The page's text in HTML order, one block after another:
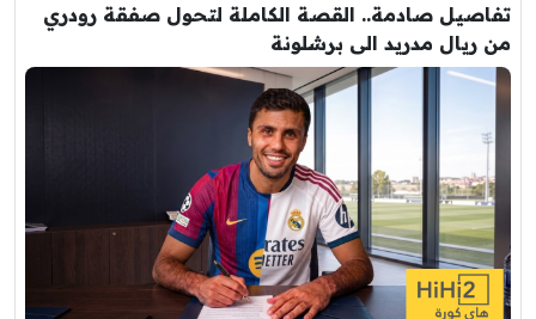
تفاصيل صادمة.. القصة الكاملة لتحول صفقة رودري
من ريال مدريد الى برشلونة